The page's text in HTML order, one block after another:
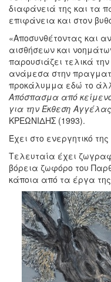
διαφάνειά της και τα
επιφάνεια και στον
«Αποσυνθέτοντας και
αισθήσεων και
παρουσιάζει τελικά
ανάμεσα στην
προκάλυμμα εδώ το
Απόσπασμα από
για την Έκθεση
ΚΡΕΩΝΙΔΗΣ (1993).
Έχει στο ενεργητικό
Τελευταία έχει
βόρεια ζωφόρο του
κάποια από τα έργα